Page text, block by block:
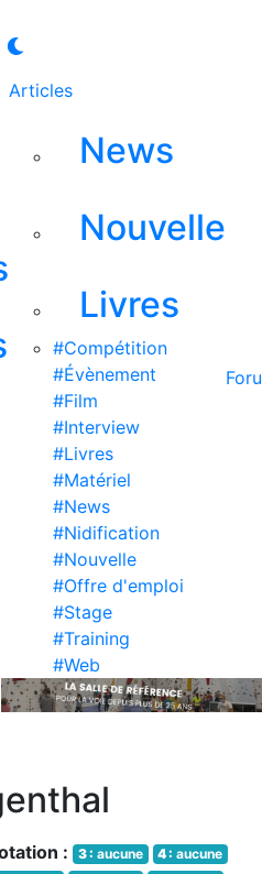
Articles
News
Nouvelle
Livres
#Compétition
#Évènement
#Film
#Interview
#Livres
#Matériel
#News
#Nidification
#Nouvelle
#Offre d'emploi
#Stage
#Training
#Web
: 3 : aucune 4 : aucune